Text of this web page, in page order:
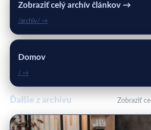
Zobraziť celý archív článkov →
/archiv/ →
Domov
/ →
Ďalšie z archívu Zobraziť